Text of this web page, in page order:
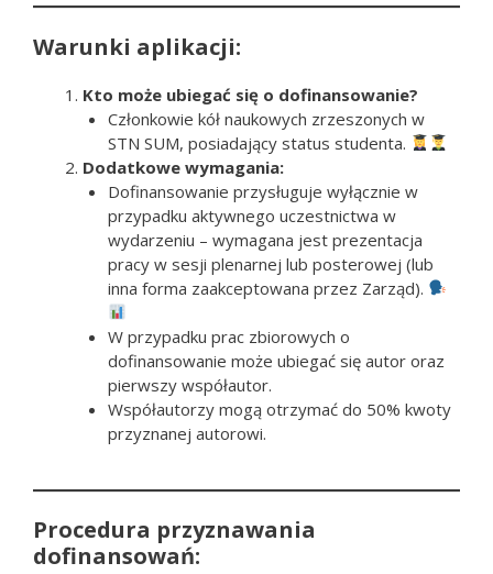
Warunki aplikacji:
Kto może ubiegać się o dofinansowanie?
Członkowie kół naukowych zrzeszonych w
STN SUM, posiadający status studenta.
Dodatkowe wymagania:
Dofinansowanie przysługuje wyłącznie w
przypadku aktywnego uczestnictwa w
wydarzeniu – wymagana jest prezentacja
pracy w sesji plenarnej lub posterowej (lub
inna forma zaakceptowana przez Zarząd).
W przypadku prac zbiorowych o
dofinansowanie może ubiegać się autor oraz
pierwszy współautor.
Współautorzy mogą otrzymać do 50% kwoty
przyznanej autorowi.
Procedura przyznawania
dofinansowań: